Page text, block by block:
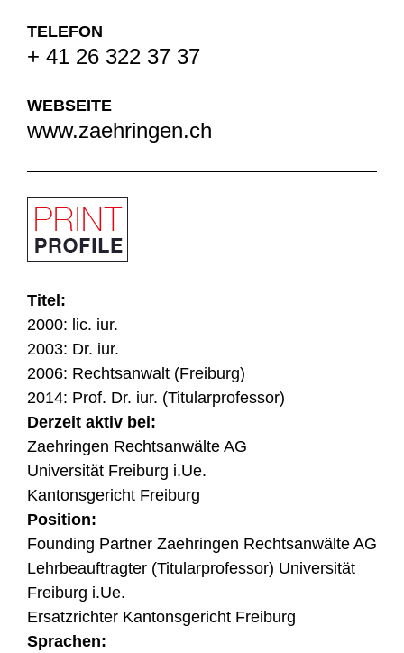
TELEFON
+ 41 26 322 37 37
WEBSEITE
www.zaehringen.ch
Titel:
2000: lic. iur.
2003: Dr. iur.
2006: Rechtsanwalt (Freiburg)
2014: Prof. Dr. iur. (Titularprofessor)
Derzeit aktiv bei:
Zaehringen Rechtsanwälte AG
Universität Freiburg i.Ue.
Kantonsgericht Freiburg
Position:
Founding Partner Zaehringen Rechtsanwälte AG
Lehrbeauftragter (Titularprofessor) Universität
Freiburg i.Ue.
Ersatzrichter Kantonsgericht Freiburg
Sprachen: